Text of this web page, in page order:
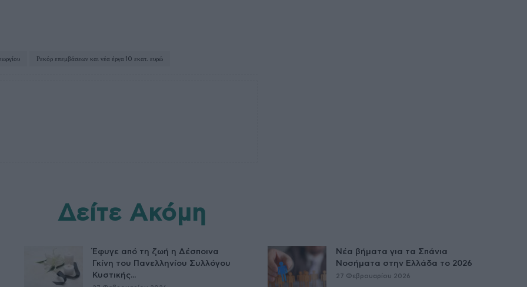
Ρεκόρ επεμβάσεων και νέα έργα 10 εκατ. ευρώ
Δείτε Ακόμη
Έφυγε από τη ζωή η Δέσποινα
Γκίνη του Πανελληνίου Συλλόγου
Κυστικής...
Νέα βήματα για τα Σπάνια
Νοσήματα στην Ελλάδα το 2026
27 Φεβρουαρίου 2026